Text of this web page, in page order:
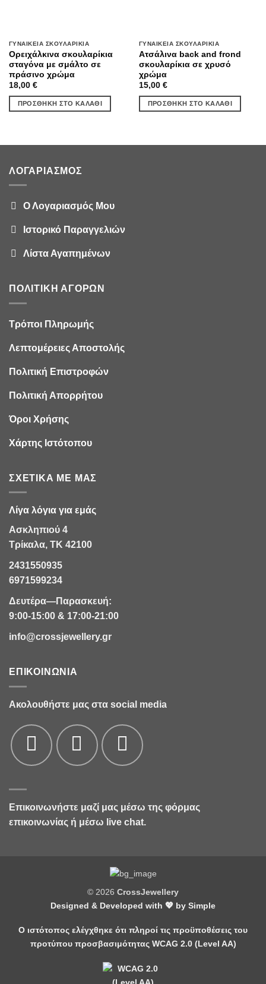
ΓΥΝΑΙΚΕΊΑ ΣΚΟΥΛΑΡΊΚΙΑ
Ορειχάλκινα σκουλαρίκια
σταγόνα με σμάλτο σε
πράσινο χρώμα
18,00 €
ΠΡΟΣΘΉΚΗ ΣΤΟ ΚΑΛΆΘΙ
ΓΥΝΑΙΚΕΊΑ ΣΚΟΥΛΑΡΊΚΙΑ
Ατσάλινα back and frond
σκουλαρίκια σε χρυσό
χρώμα
15,00 €
ΠΡΟΣΘΉΚΗ ΣΤΟ ΚΑΛΆΘΙ
ΛΟΓΑΡΙΑΣΜΌΣ
Ο Λογαριασμός Μου
Ιστορικό Παραγγελιών
Λίστα Αγαπημένων
ΠΟΛΙΤΙΚΉ ΑΓΟΡΏΝ
Τρόποι Πληρωμής
Λεπτομέρειες Αποστολής
Πολιτική Επιστροφών
Πολιτική Απορρήτου
Όροι Χρήσης
Χάρτης Ιστότοπου
ΣΧΕΤΙΚΆ ΜΕ ΜΑΣ
Λίγα λόγια για εμάς
Ασκληπιού 4
Τρίκαλα, ΤΚ 42100
2431550935
6971599234
Δευτέρα—Παρασκευή:
9:00-15:00 & 17:00-21:00
info@crossjewellery.gr
ΕΠΙΚΟΙΝΩΝΊΑ
Ακολουθήστε μας στα social media
Επικοινωνήστε μαζί μας μέσω της φόρμας
επικοινωνίας ή μέσω live chat.
© 2026 CrossJewellery
Designed & Developed with 💖 by Simple
Ο ιστότοπος ελέγχθηκε ότι πληροί τις προϋποθέσεις του
προτύπου προσβασιμότητας WCAG 2.0 (Level AA)